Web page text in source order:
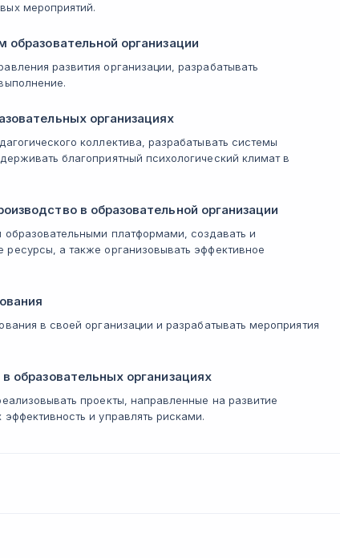
мероприятий.
образовательной организации
развития организации, разрабатывать
организациях
коллектива, разрабатывать системы
благоприятный психологический климат в
в образовательной организации
образовательными платформами, создавать и
ресурсы, а также организовывать эффективное
в своей организации и разрабатывать мероприятия
образовательных организациях
проекты, направленные на развитие
и управлять рисками.